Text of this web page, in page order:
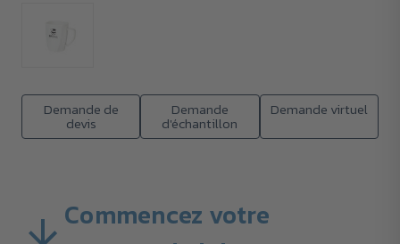
Demande de
devis
Demande
d'échantillon
Demande virtuel
Commencez votre